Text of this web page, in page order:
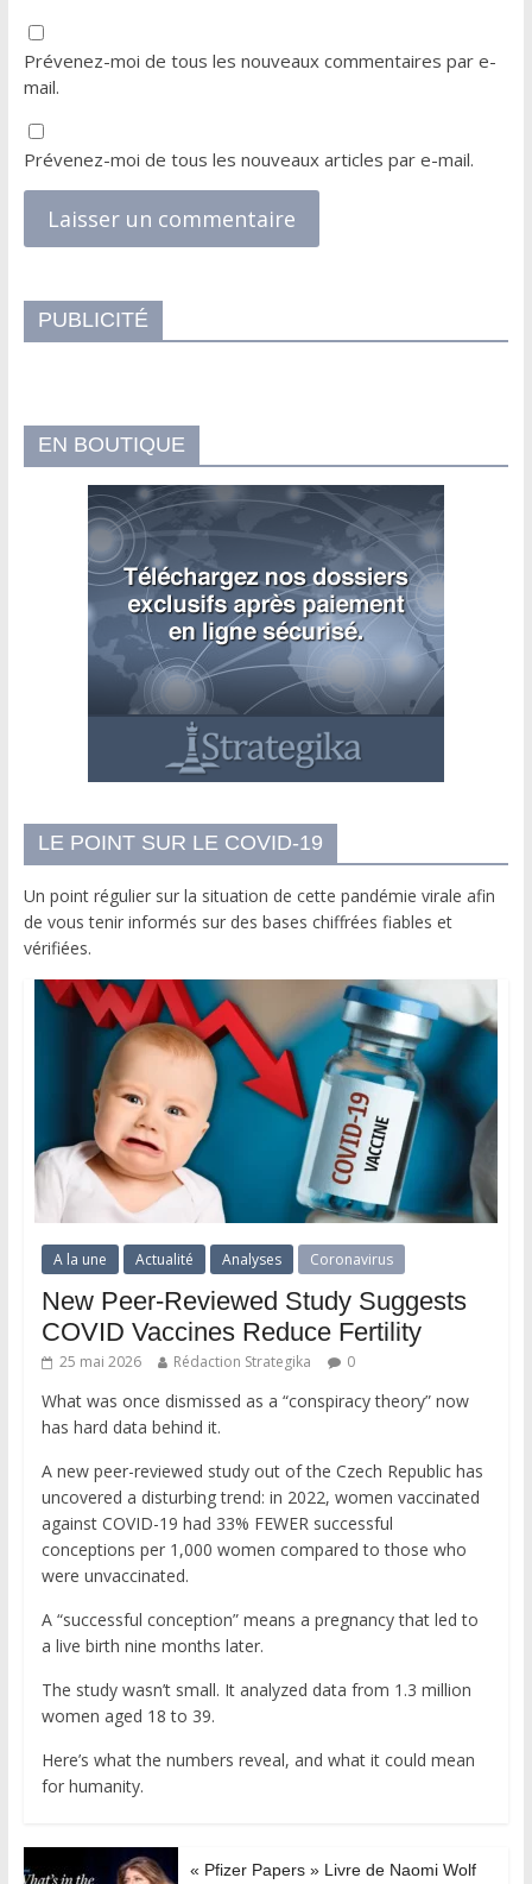
Prévenez-moi de tous les nouveaux commentaires par e-
mail.
Prévenez-moi de tous les nouveaux articles par e-mail.
PUBLICITÉ
EN BOUTIQUE
LE POINT SUR LE COVID-19
Un point régulier sur la situation de cette pandémie virale afin
de vous tenir informés sur des bases chiffrées fiables et
vérifiées.
A la une Actualité Analyses Coronavirus
New Peer-Reviewed Study Suggests
COVID Vaccines Reduce Fertility
25 mai 2026 Rédaction Strategika 0
What was once dismissed as a “conspiracy theory” now
has hard data behind it.
A new peer-reviewed study out of the Czech Republic has
uncovered a disturbing trend: in 2022, women vaccinated
against COVID-19 had 33% FEWER successful
conceptions per 1,000 women compared to those who
were unvaccinated.
A “successful conception” means a pregnancy that led to
a live birth nine months later.
The study wasn’t small. It analyzed data from 1.3 million
women aged 18 to 39.
Here’s what the numbers reveal, and what it could mean
for humanity.
« Pfizer Papers » Livre de Naomi Wolf